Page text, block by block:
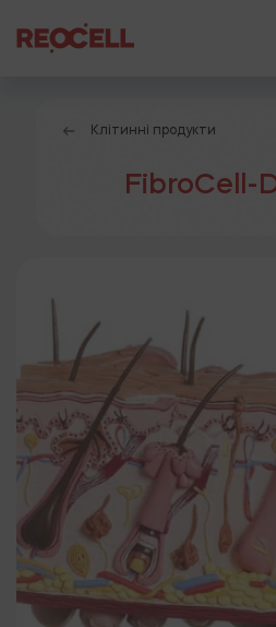
Клітинні продукти
FibroCell-